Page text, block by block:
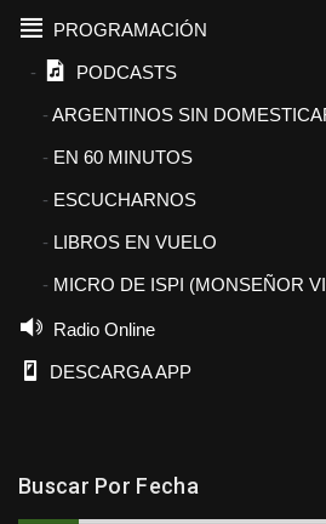
PROGRAMACIÓN
PODCASTS
ARGENTINOS SIN
EN 60 MINUTOS
ESCUCHARNOS
LIBROS EN VUELO
MICRO DE ISPI (MONSEÑOR
Radio Online
DESCARGA APP
Buscar Por Fecha